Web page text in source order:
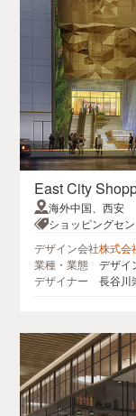
East City
海外中国、西安
ショッピングセ
デザイン会社株式会
業種・業態
デザイ
デザイナー
長谷川